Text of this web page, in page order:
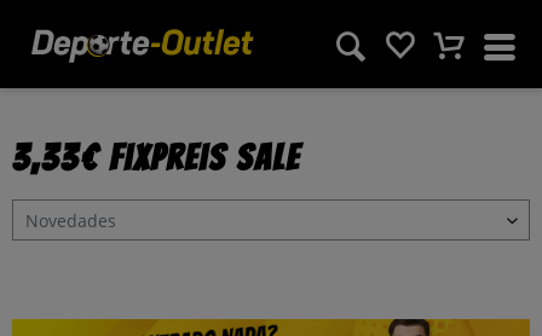
3,33€ Fixpreis Sale